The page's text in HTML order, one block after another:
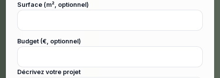
Surface (m², optionnel)
Budget (€, optionnel)
Décrivez votre projet